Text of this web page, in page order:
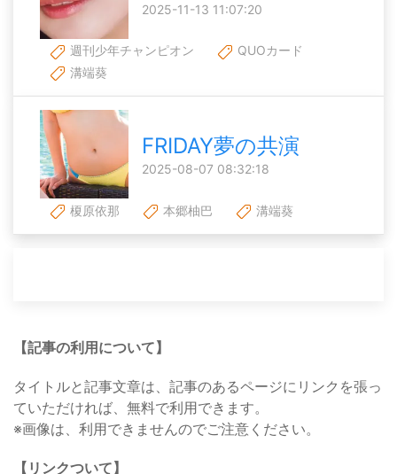
2025-11-13 11:07:20
週刊少年チャンピオン
QUOカード
溝端葵
FRIDAY夢の共演
2025-08-07 08:32:18
榎原依那 本郷柚巴 溝端葵
【記事の利用について】
タイトルと記事文章は、記事のあるページにリンクを張っ
ていただければ、無料で利用できます。
※画像は、利用できませんのでご注意ください。
【リンクついて】